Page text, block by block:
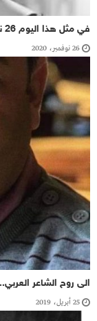
في مثل هذا اليوم 26 نونبر 2014: وفاة الفنانة صباح
26 نوفمبر، 2020
الى روح الشاعر
25 أبريل، 2019